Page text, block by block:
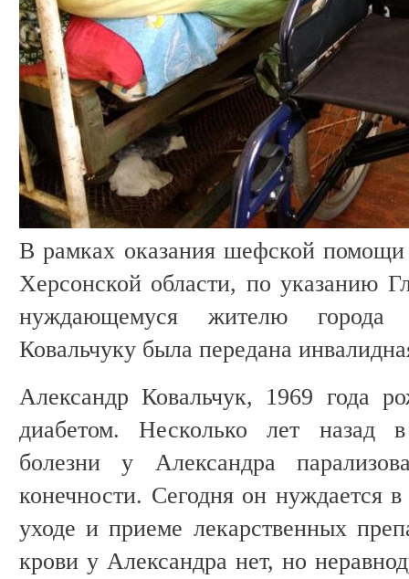
В рамках оказания шефской
Херсонской области, по указанию
нуждающемуся жителю города
Ковальчуку была передана
Александр Ковальчук, 1969 года
диабетом. Несколько лет назад в
болезни у Александра
конечности. Сегодня он нуждается
уходе и приеме лекарственных
крови у Александра нет, но